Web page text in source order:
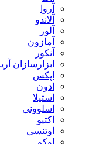
آروا
آلاندو
آلور
آمازون
آنکور
ابزارسازان
اپکس
ادون
استیلا
اسلوونی
اکتیو
اوتنسی
اوکم